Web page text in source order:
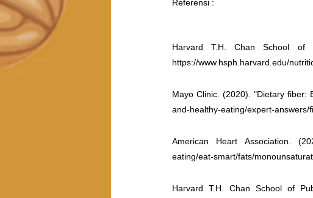
Referensi :
Harvard T.H. Chan School of
https://www.hsph.harvard.edu/
Mayo Clinic. (2020). "Dietary fiber:
and-healthy-eating/expert-answers/
American Heart Association.
eating/eat-smart/fats/
Harvard T.H. Chan School of